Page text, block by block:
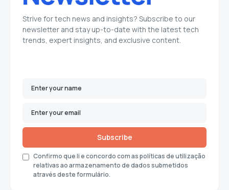
Strive for tech news and insights? Subscribe to our
newsletter and stay up-to-date with the latest tech
trends, expert insights, and exclusive content.
Subscribe
Confirmo que li e concordo com as políticas de utilização
relativas ao armazenamento de dados submetidos
através deste formulário.